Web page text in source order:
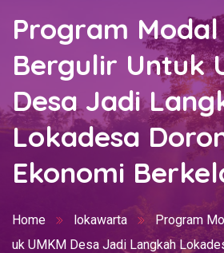
Program Modal
Bergulir Untuk
Desa Jadi
Lokadesa
Ekonomi
Home lokawarta
Program
uk UMKM Desa Jadi Langkah